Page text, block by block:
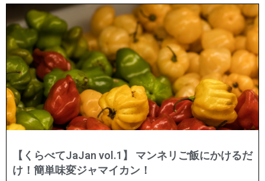
【くらべてJaJan vol.1】 マンネリご飯にかけるだ
け！簡単味変ジャマイカン！